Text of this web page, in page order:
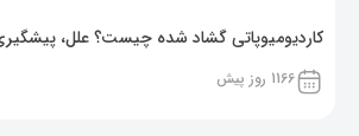
کاردیومیوپاتی گشاد شده چیست؟ علل،
1166 روز پیش